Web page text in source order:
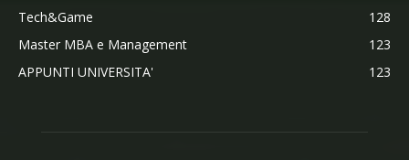
Tech&Game
128
Master MBA e Management
123
APPUNTI UNIVERSITA'
123